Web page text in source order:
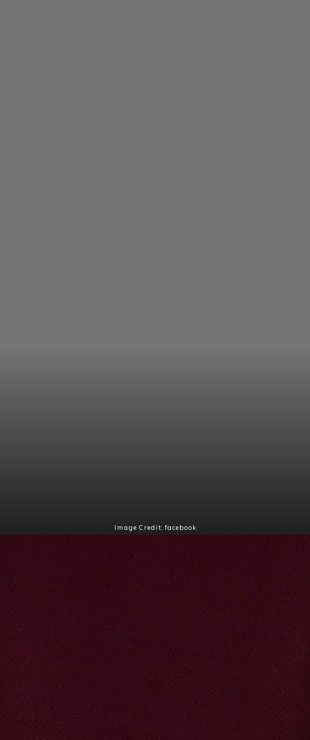
Image Credit: facebook